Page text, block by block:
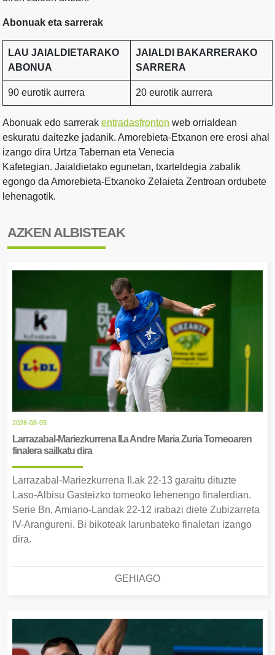
Abonuak eta sarrerak
LAU JAIALDIETARAKO
ABONUA
JAIALDI BAKARRERAKO
SARRERA
90 eurotik aurrera 20 eurotik aurrera
Abonuak edo sarrerak entradasfronton web orrialdean
eskuratu daitezke jadanik. Amorebieta-Etxanon ere erosi ahal
izango dira Urtza Tabernan eta Venecia
Kafetegian. Jaialdietako egunetan, txarteldegia zabalik
egongo da Amorebieta-Etxanoko Zelaieta Zentroan ordubete
lehenagotik.
AZKEN ALBISTEAK
2026-08-05
Larrazabal-Mariezkurrena II.a Andre Maria Zuria Torneoaren
finalera sailkatu dira
Larrazabal-Mariezkurrena II.ak 22-13 garaitu dituzte
Laso-Albisu Gasteizko torneoko lehenengo finalerdian.
Serie Bn, Amiano-Landak 22-12 irabazi diete Zubizarreta
IV-Arangureni. Bi bikoteak larunbateko finaletan izango
dira.
GEHIAGO